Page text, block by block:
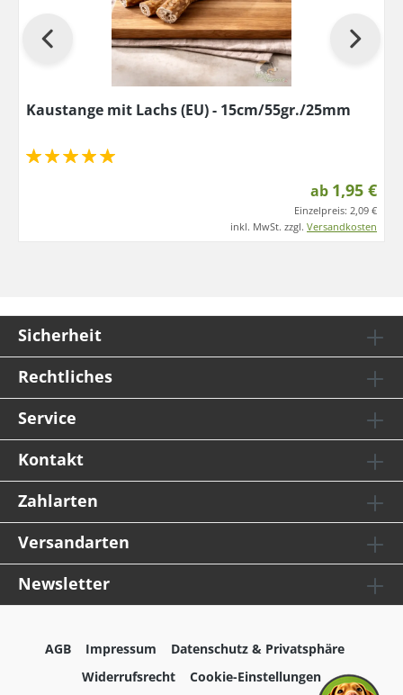
Kaustange mit Lachs (EU) - 15cm/55gr./25mm
ab 1,95 €
Einzelpreis: 2,09 €
inkl. MwSt. zzgl. Versandkosten
Sicherheit
Rechtliches
Service
Kontakt
Zahlarten
Versandarten
Newsletter
AGB Impressum
Datenschutz & Privatsphäre
Widerrufsrecht
Cookie-Einstellungen